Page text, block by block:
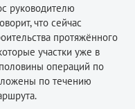
руководителю
что сейчас
протяжённого
участки уже в
операций по
по течению